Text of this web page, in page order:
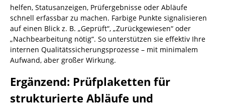
helfen, Statusanzeigen, Prüfergebnisse oder Abläufe
schnell erfassbar zu machen. Farbige Punkte signalisieren
auf einen Blick z. B. „Geprüft“, „Zurückgewiesen“ oder
„Nachbearbeitung nötig“. So unterstützen sie effektiv Ihre
internen Qualitätssicherungsprozesse – mit minimalem
Aufwand, aber großer Wirkung.
Ergänzend: Prüfplaketten für
strukturierte Abläufe und